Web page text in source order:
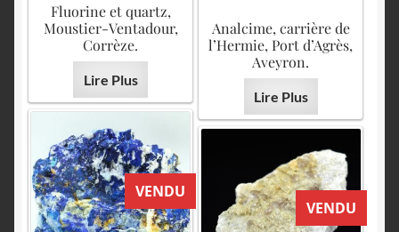
Fluorine et quartz,
Moustier-Ventadour,
Corrèze.
Lire Plus
Analcime, carrière de
l’Hermie, Port d’Agrès,
Aveyron.
Lire Plus
VENDU
VENDU